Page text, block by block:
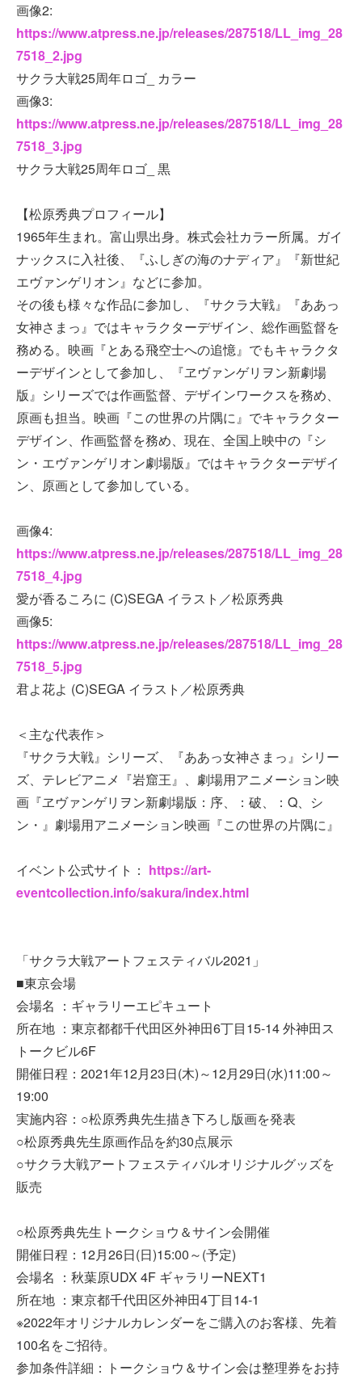
画像2:
https://www.atpress.ne.jp/releases/287518/LL_img_28
7518_2.jpg
サクラ大戦25周年ロゴ_ カラー
画像3:
https://www.atpress.ne.jp/releases/287518/LL_img_28
7518_3.jpg
サクラ大戦25周年ロゴ_ 黒
【松原秀典プロフィール】
1965年生まれ。富山県出身。株式会社カラー所属。ガイ
ナックスに入社後、『ふしぎの海のナディア』『新世紀
エヴァンゲリオン』などに参加。
その後も様々な作品に参加し、『サクラ大戦』『ああっ
女神さまっ』ではキャラクターデザイン、総作画監督を
務める。映画『とある飛空士への追憶』でもキャラクタ
ーデザインとして参加し、『ヱヴァンゲリヲン新劇場
版』シリーズでは作画監督、デザインワークスを務め、
原画も担当。映画『この世界の片隅に』でキャラクター
デザイン、作画監督を務め、現在、全国上映中の『シ
ン・エヴァンゲリオン劇場版』ではキャラクターデザイ
ン、原画として参加している。
画像4:
https://www.atpress.ne.jp/releases/287518/LL_img_28
7518_4.jpg
愛が香るころに (C)SEGA イラスト／松原秀典
画像5:
https://www.atpress.ne.jp/releases/287518/LL_img_28
7518_5.jpg
君よ花よ (C)SEGA イラスト／松原秀典
＜主な代表作＞
『サクラ大戦』シリーズ、『ああっ女神さまっ』シリー
ズ、テレビアニメ『岩窟王』、劇場用アニメーション映
画『ヱヴァンゲリヲン新劇場版：序、：破、：Q、シ
ン・』劇場用アニメーション映画『この世界の片隅に』
イベント公式サイト： https://art-
eventcollection.info/sakura/index.html
「サクラ大戦アートフェスティバル2021」
■東京会場
会場名 ：ギャラリーエピキュート
所在地 ：東京都都千代田区外神田6丁目15-14 外神田ス
トークビル6F
開催日程：2021年12月23日(木)～12月29日(水)11:00～
19:00
実施内容：○松原秀典先生描き下ろし版画を発表
○松原秀典先生原画作品を約30点展示
○サクラ大戦アートフェスティバルオリジナルグッズを
販売
○松原秀典先生トークショウ＆サイン会開催
開催日程：12月26日(日)15:00～(予定)
会場名 ：秋葉原UDX 4F ギャラリーNEXT1
所在地 ：東京都千代田区外神田4丁目14-1
※2022年オリジナルカレンダーをご購入のお客様、先着
100名をご招待。
参加条件詳細：トークショウ＆サイン会は整理券をお持